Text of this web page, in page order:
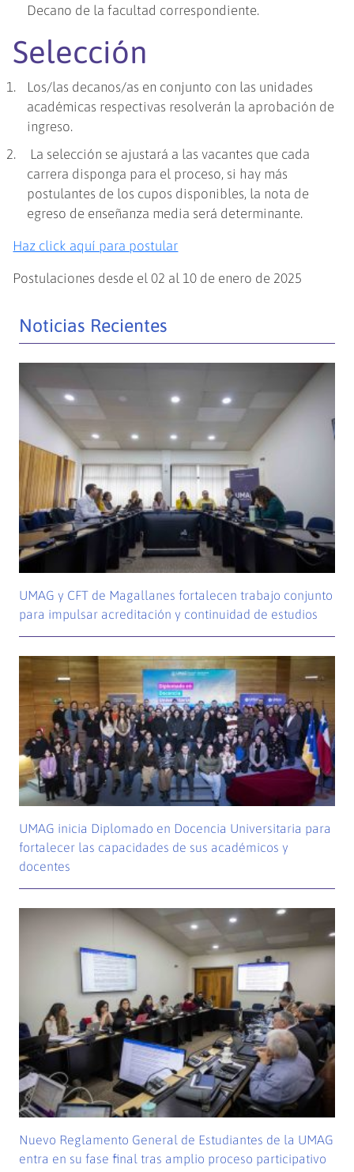
Decano de la facultad correspondiente.
Selección
Los/las decanos/as en conjunto con las unidades
académicas respectivas resolverán la aprobación de
ingreso.
La selección se ajustará a las vacantes que cada
carrera disponga para el proceso, si hay más
postulantes de los cupos disponibles, la nota de
egreso de enseñanza media será determinante.
Haz click aquí para postular
Postulaciones desde el 02 al 10 de enero de 2025
Noticias Recientes
UMAG y CFT de Magallanes fortalecen trabajo conjunto
para impulsar acreditación y continuidad de estudios
UMAG inicia Diplomado en Docencia Universitaria para
fortalecer las capacidades de sus académicos y
docentes
Nuevo Reglamento General de Estudiantes de la UMAG
entra en su fase final tras amplio proceso participativo